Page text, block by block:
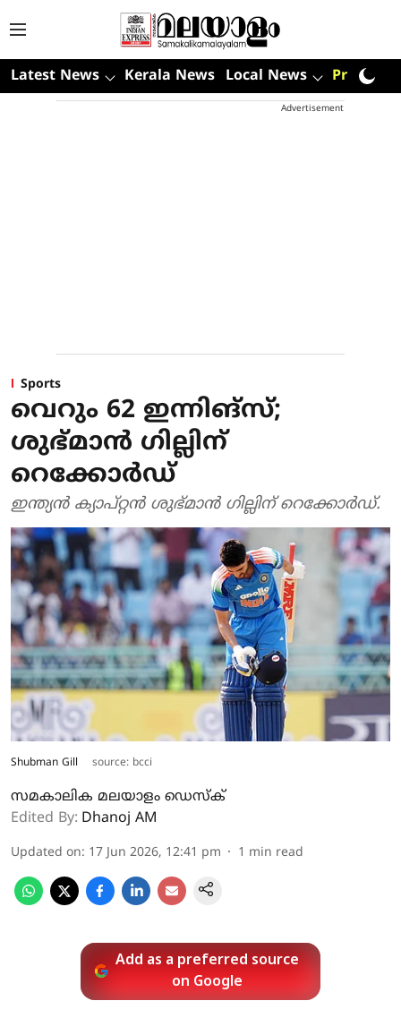
Latest News Kerala News Local News Premium
Advertisement
Sports
വെറും 62 ഇന്നിങ്‌സ്;
ശുഭ്മാന്‍ ഗില്ലിന്
റെക്കോര്‍ഡ്
ഇന്ത്യന്‍ ക്യാപ്റ്റന്‍ ശുഭ്മാന്‍ ഗില്ലിന് റെക്കോര്‍ഡ്.
Shubman Gill source: bcci
സമകാലിക മലയാളം ഡെസ്ക്
Edited By: Dhanoj AM
Updated on: 17 Jun 2026, 12:41 pm 1 min read
Add as a preferred source
on Google